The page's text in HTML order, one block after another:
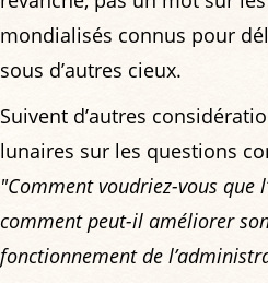
mondialisés connus pour
sous d’autres cieux.
Suivent d’autres
lunaires sur les questions
"Comment voudriez-vous que
comment peut-il améliorer
fonctionnement de